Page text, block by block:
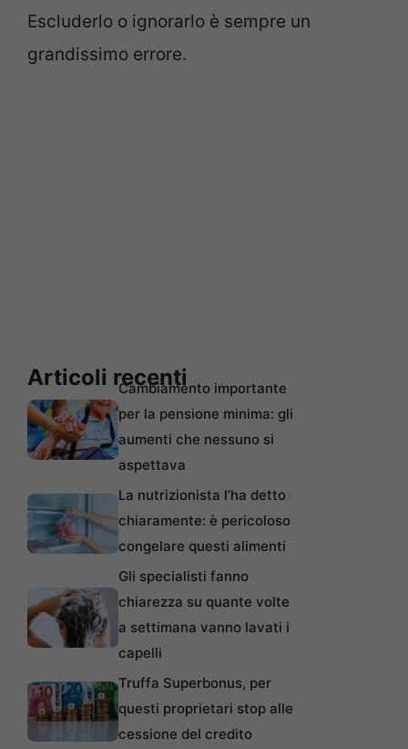
Escluderlo o ignorarlo è sempre un
grandissimo errore.
Articoli recentiCambiamento importante
per la pensione minima: gli
aumenti che nessuno si
aspettava
La nutrizionista l’ha detto
chiaramente: è pericoloso
congelare questi alimenti
Gli specialisti fanno
chiarezza su quante volte
a settimana vanno lavati i
capelli
Truffa Superbonus, per
questi proprietari stop alle
cessione del credito